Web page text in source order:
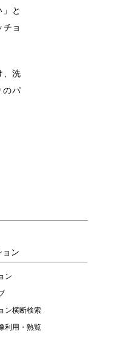
と
ョ
、洗
のパ
ョン
ン
ン横断検索
利用・熟覧